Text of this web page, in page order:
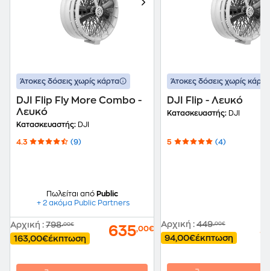
Άτοκες δόσεις χωρίς κάρτα
DJI Flip Fly More Combo -
Λευκό
Κατασκευαστής: DJI
4.3 (9)
Πωλείται από Public
+ 2 ακόμα Public Partners
Αρχική : 798,00€
163,00€έκπτωση 635,00€
Άτοκες δόσεις χωρίς κάρτα
DJI Flip - Λευκό
Κατασκευαστής: DJI
5 (4)
Αρχική : 449,00€
94,00€έκπτωση